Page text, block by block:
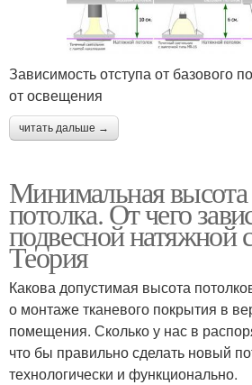
Зависимость отступа от базового
от освещения
читать дальше →
Минимальная высота
потолка. От чего
подвесной натяжной
Теория
Какова допустимая высота
о монтаже тканевого покрытия в
помещения. Сколько у нас в
что бы правильно сделать новый
технологически и функционально.